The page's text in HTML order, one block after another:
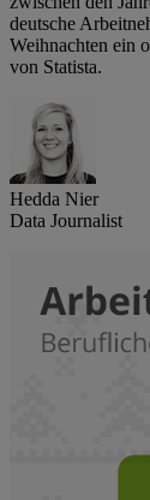
deutsche
Weihnachten ein
von Statista.
Hedda Nier
Data Journalist